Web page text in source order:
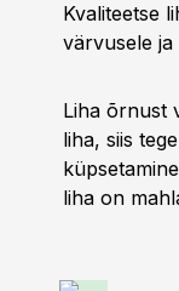
Kvaliteetse
värvusele ja
Liha õrnust
liha, siis
liha on